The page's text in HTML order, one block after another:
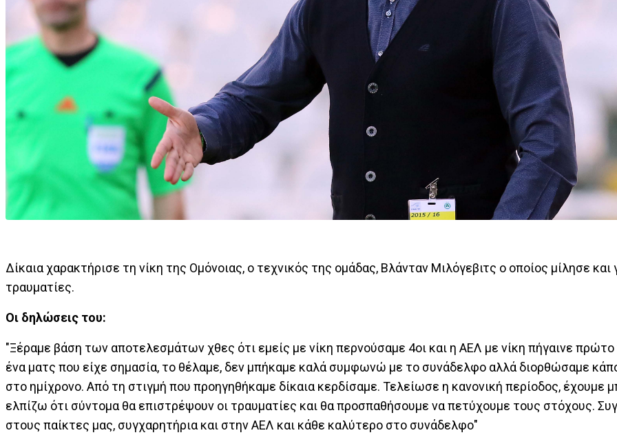
Δίκαια χαρακτήρισε τη νίκη της Ομόνοιας, ο τεχνικός της ομάδας, Βλάνταν Μιλόγεβιτς ο οποίος μίλησε και
τραυματίες.
Οι δηλώσεις του:
"Ξέραμε βάση των αποτελεσμάτων χθες ότι εμείς με νίκη περνούσαμε 4οι και η ΑΕΛ με νίκη πήγαινε
ένα ματς που είχε σημασία, το θέλαμε, δεν μπήκαμε καλά συμφωνώ με το συνάδελφο αλλά διορθώσαμε
στο ημίχρονο. Από τη στιγμή που προηγηθήκαμε δίκαια κερδίσαμε. Τελείωσε η κανονική περίοδος, έχουμε
ελπίζω ότι σύντομα θα επιστρέψουν οι τραυματίες και θα προσπαθήσουμε να πετύχουμε τους στόχους.
στους παίκτες μας, συγχαρητήρια και στην ΑΕΛ και κάθε καλύτερο στο συνάδελφο"